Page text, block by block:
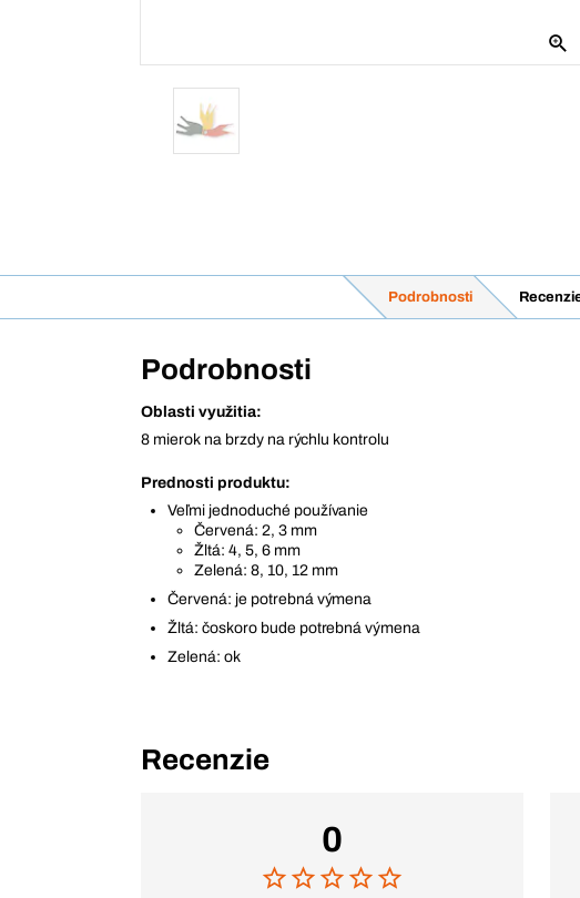
Podrobnosti
Podrobnosti
Oblasti využitia:
8 mierok na brzdy na rýchlu kontrolu
Prednosti produktu:
Veľmi jednoduché používanie
Červená: 2, 3 mm
Žltá: 4, 5, 6 mm
Zelená: 8, 10, 12 mm
Červená: je potrebná výmena
Žltá: čoskoro bude potrebná výmena
Zelená: ok
Recenzie
0